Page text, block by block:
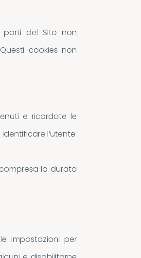
parti del Sito non
cookies non
e ricordate le
l’utente.
la durata
impostazioni per